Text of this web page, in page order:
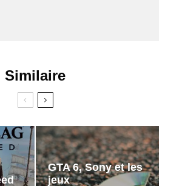
Similaire
GTA 6, Sony et les
jeux